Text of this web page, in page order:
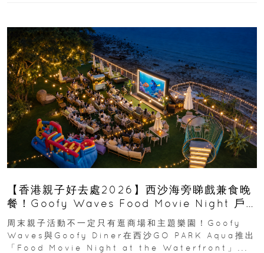
【香港親子好去處2026】西沙海旁睇戲兼食晚
餐！Goofy Waves Food Movie Night 戶
外影院逢週末登場
周末親子活動不一定只有逛商場和主題樂園！Goofy
Waves與Goofy Diner在西沙GO PARK Aqua推出
「Food Movie Night at the Waterfront」...